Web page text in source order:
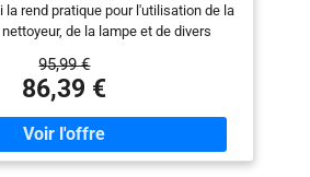
la rend pratique pour l'utilisation de la
de la lampe et de divers
dernier 1 m Chambre Double Pour 2
litière pour chat peut être utilisé par
temps. La conception du couloir
la voie d'entrée du chat courbée, ce
améliore considérablement l'intimité
95,99 €
86,39 €